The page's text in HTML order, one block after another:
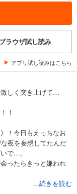
ブラウザ試し読み
アプリ試し読みはこちら
しく突き上げて…
！
！今日もえっちなお
夜を妄想してたんだ
で…。
ったらきっと嫌われ
...続きを読む